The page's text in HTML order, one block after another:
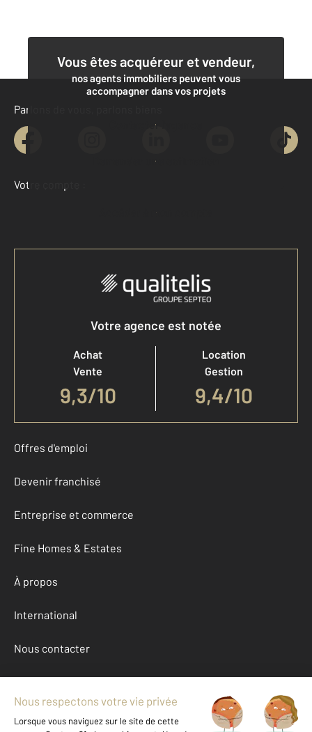
Vous êtes acquéreur et vendeur,
nos agents immobiliers peuvent vous
accompagner dans vos projets
Contacter l'agence
Demander une estimation
Parlons de vous, parlons biens
Votre compte :
Accéder à mon compte
Votre agence est notée
Achat
Vente
9,3/10
Location
Gestion
9,4/10
Offres d'emploi
Devenir franchisé
Entreprise et commerce
Fine Homes & Estates
À propos
International
Nous contacter
Mentions légales & CGU et Barèmes d'honoraires
Données personnelles